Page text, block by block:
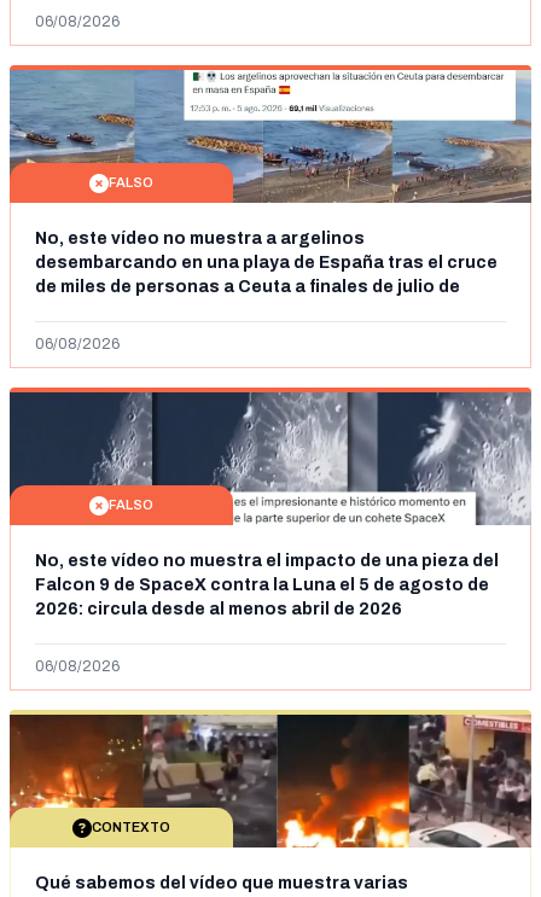
06/08/2026
FALSO
No, este vídeo no muestra a argelinos
desembarcando en una playa de España tras el cruce
de miles de personas a Ceuta a finales de julio de
06/08/2026
FALSO
No, este vídeo no muestra el impacto de una pieza del
Falcon 9 de SpaceX contra la Luna el 5 de agosto de
2026: circula desde al menos abril de 2026
06/08/2026
CONTEXTO
Qué sabemos del vídeo que muestra varias